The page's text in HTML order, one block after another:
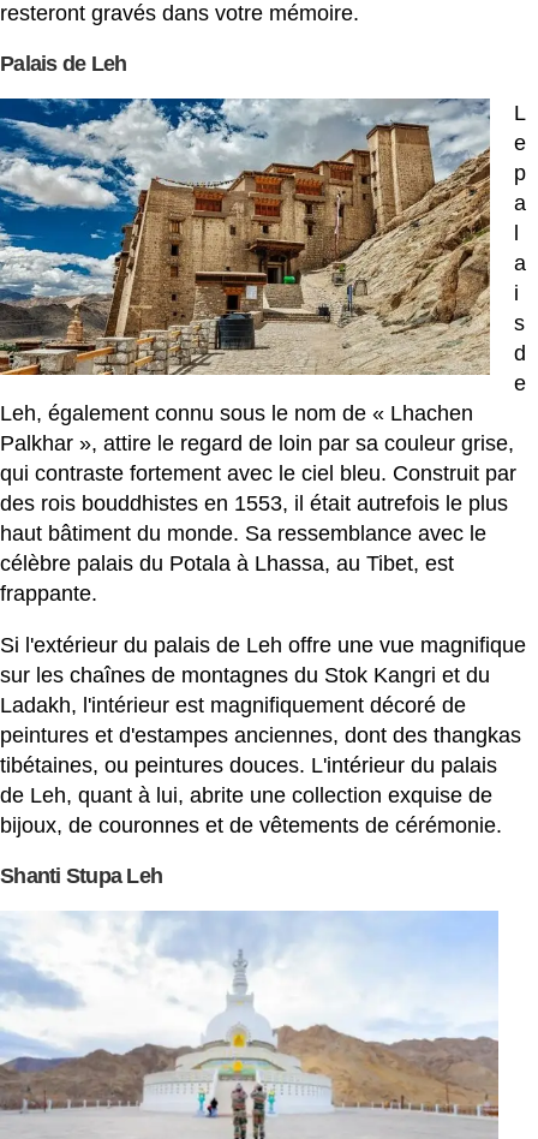
resteront gravés dans votre mémoire.
Palais de Leh
L
e
p
a
a
i
s
d
e
Leh, également connu sous le nom de « Lhachen
Palkhar », attire le regard de loin par sa couleur grise,
qui contraste fortement avec le ciel bleu. Construit par
des rois bouddhistes en 1553, il était autrefois le plus
haut bâtiment du monde. Sa ressemblance avec le
célèbre palais du Potala à Lhassa, au Tibet, est
frappante.
Si l'extérieur du palais de Leh offre une vue magnifique
sur les chaînes de montagnes du Stok Kangri et du
Ladakh, l'intérieur est magnifiquement décoré de
peintures et d'estampes anciennes, dont des thangkas
tibétaines, ou peintures douces. L'intérieur du palais
de Leh, quant à lui, abrite une collection exquise de
bijoux, de couronnes et de vêtements de cérémonie.
Shanti Stupa Leh